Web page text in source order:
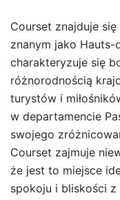
Courset znajduje
znanym jako Hauts-
charakteryzuje się
różnorodnością
turystów i
w departamencie
swojego
Courset zajmuje
że jest to miejsce
spokoju i bliskości z